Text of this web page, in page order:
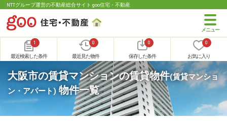
NTTグループ運営の不動産総合サイト goo住宅・不動産
1
最近検索した条件
0
最近見た物件
0
保存した条件
0
お気に入り
大阪市の賃貸マンションの賃貸物件(賃貸マンショ
ン・アパート) 物件一覧